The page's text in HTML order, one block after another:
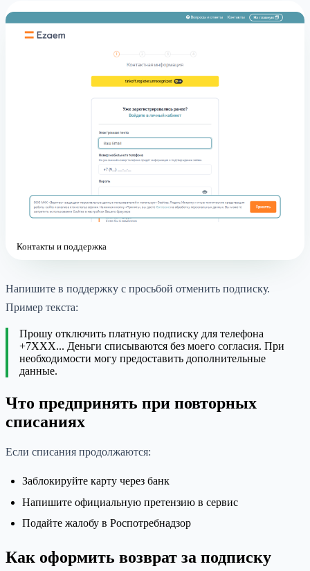
Контакты и поддержка
Напишите в поддержку с просьбой отменить подписку.
Пример текста:
Прошу отключить платную подписку для телефона
+7XXX... Деньги списываются без моего согласия. При
необходимости могу предоставить дополнительные
данные.
Что предпринять при повторных
списаниях
Если списания продолжаются:
Заблокируйте карту через банк
Напишите официальную претензию в сервис
Подайте жалобу в Роспотребнадзор
Как оформить возврат за подписку